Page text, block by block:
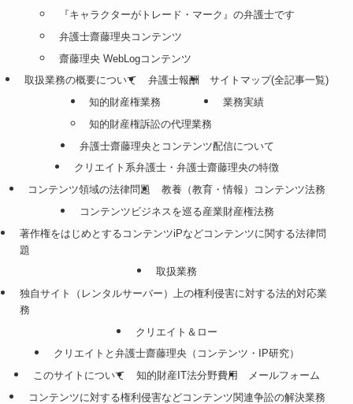
『キャラクターがトレード・マーク』の弁護士です
弁護士齋藤理央コンテンツ
齋藤理央 WebLogコンテンツ
取扱業務の概要について
弁護士報酬
サイトマップ(全記事一覧)
知的財産権業務
知的財産権訴訟の代理業務
業務実績
弁護士齋藤理央とコンテンツ配信について
クリエイト系弁護士・弁護士齋藤理央の特徴
コンテンツ領域の法律問題
教養（教育・情報）コンテンツ法務
コンテンツビジネスを巡る産業財産権法務
著作権をはじめとするコンテンツiPなどコンテンツに関する法律問
題
取扱業務
独自サイト（レンタルサーバー）上の権利侵害に対する法的対応業
務
クリエイト＆ロー
クリエイトと弁護士齋藤理央（コンテンツ・IP研究）
このサイトについて
知的財産IT法分野費用
メールフォーム
コンテンツに対する権利侵害などコンテンツ関連争訟の解決業務